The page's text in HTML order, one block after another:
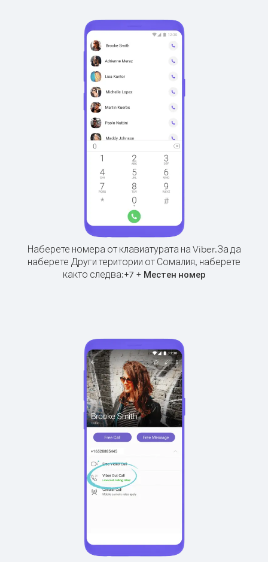
Наберете номера от клавиатурата на Viber.За да
наберете Други територии от Сомалия, наберете
както следва:+7+ Местен номер